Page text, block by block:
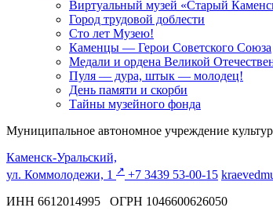
Виртуальный музей «Старый
Город трудовой доблести
Сто лет Музею!
Каменцы — Герои Советского Союза
Медали и ордена Великой
Пуля — дура, штык — молодец!
День памяти и скорби
Тайны музейного фонда
Муниципальное автономное учреждение
Каменск-Уральский,
ул. Коммолодежи, 1 ↗️ +7 3439 53-00-15
ИНН 6612014995 ОГРН 1046600626050